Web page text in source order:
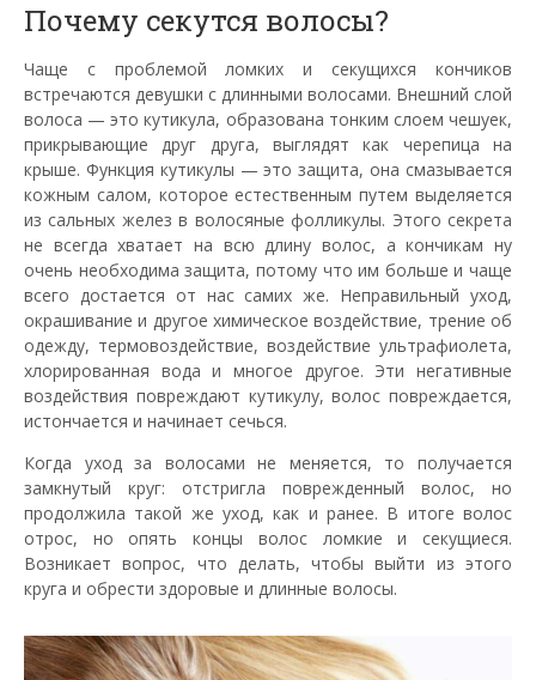
Почему секутся волосы?
Чаще с проблемой ломких и секущихся кончиков
встречаются девушки с длинными волосами. Внешний слой
волоса — это кутикула, образована тонким слоем чешуек,
прикрывающие друг друга, выглядят как черепица на
крыше. Функция кутикулы — это защита, она смазывается
кожным салом, которое естественным путем выделяется
из сальных желез в волосяные фолликулы. Этого секрета
не всегда хватает на всю длину волос, а кончикам ну
очень необходима защита, потому что им больше и чаще
всего достается от нас самих же. Неправильный уход,
окрашивание и другое химическое воздействие, трение об
одежду, термовоздействие, воздействие ультрафиолета,
хлорированная вода и многое другое. Эти негативные
воздействия повреждают кутикулу, волос повреждается,
истончается и начинает сечься.
Когда уход за волосами не меняется, то получается
замкнутый круг: отстригла поврежденный волос, но
продолжила такой же уход, как и ранее. В итоге волос
отрос, но опять концы волос ломкие и секущиеся.
Возникает вопрос, что делать, чтобы выйти из этого
круга и обрести здоровые и длинные волосы.